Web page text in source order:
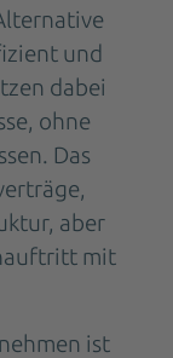
und
dabei
ohne
Das
aber
mit
ist